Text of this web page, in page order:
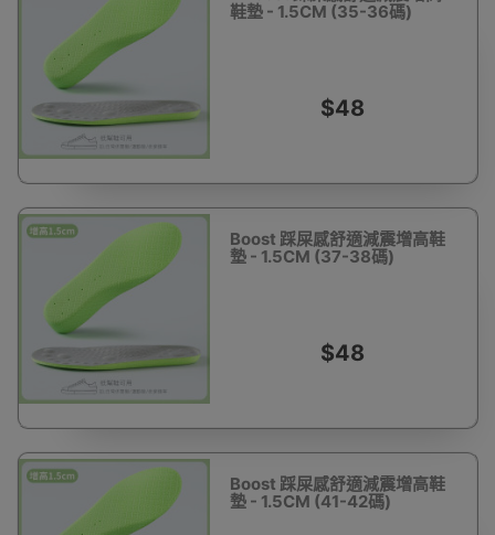
鞋墊 - 1.5CM (35-36碼)
$48
Boost 踩屎感舒適減震增高鞋
墊 - 1.5CM (37-38碼)
$48
Boost 踩屎感舒適減震增高鞋
墊 - 1.5CM (41-42碼)